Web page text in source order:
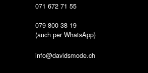
071 672 71 55
079 800 38 19
(auch per WhatsApp)
info@davidsmode.ch